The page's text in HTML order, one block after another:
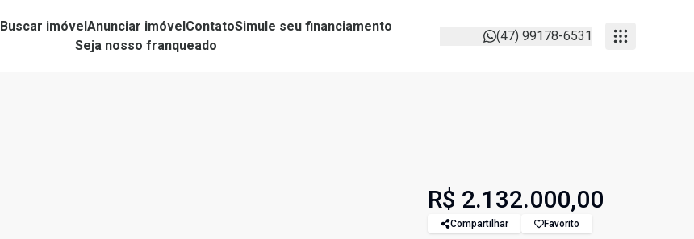
Buscar imóvelAnunciar imóvelContatoSimule seu financiamento
Seja nosso franqueado
(47) 99178-6531
R$ 2.132.000,00
Compartilhar Favorito